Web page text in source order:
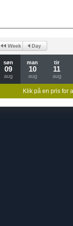
søn
09
aug
man
10
aug
tir
11
aug
Klik på en pris for